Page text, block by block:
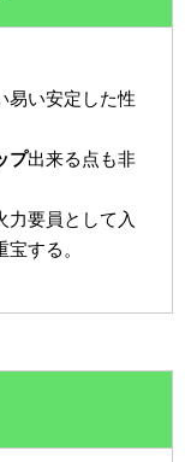
易い安定した性
プ出来る点も非
力要員として入
する。